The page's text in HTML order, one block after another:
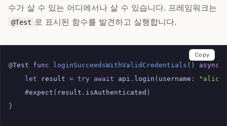
수가 살 수 있는 어디에서나 살 수 있습니다. 프레임워크는
@Test 로 표시된 함수를 발견하고 실행합니다.
@Test func loginSucceedsWithValidCredentials () async
let
result = try await api . login ( username :
"alice"
#expect ( result . isAuthenticated )
}
Copy